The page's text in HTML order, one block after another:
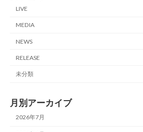
LIVE
MEDIA
NEWS
RELEASE
未分類
月別アーカイブ
2026年7月